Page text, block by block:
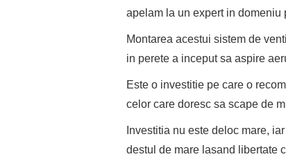
apelam la un expert in domeniu
Montarea acestui sistem de
in perete a inceput sa aspire
Este o investitie pe care o
celor care doresc sa scape de
Investitia nu este deloc mare,
destul de mare lasand libertate